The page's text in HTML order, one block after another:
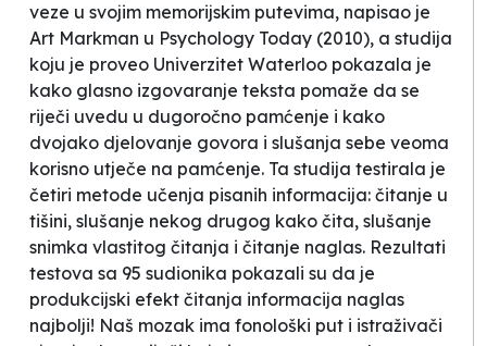
veze u svojim memorijskim putevima, napisao je
Art Markman u Psychology Today (2010), a studija
koju je proveo Univerzitet Waterloo pokazala je
kako glasno izgovaranje teksta pomaže da se
riječi uvedu u dugoročno pamćenje i kako
dvojako djelovanje govora i slušanja sebe veoma
korisno utječe na pamćenje. Ta studija testirala je
četiri metode učenja pisanih informacija: čitanje u
tišini, slušanje nekog drugog kako čita, slušanje
snimka vlastitog čitanja i čitanje naglas. Rezultati
testova sa 95 sudionika pokazali su da je
produkcijski efekt čitanja informacija naglas
najbolji! Naš mozak ima fonološki put i istraživači